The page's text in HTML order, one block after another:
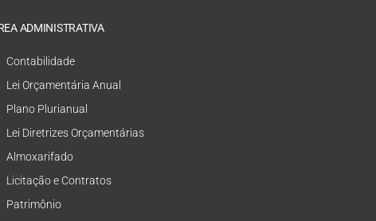
ADMINISTRATIVA
Contabilidade
Lei Orçamentária Anual
Plano Plurianual
Lei Diretrizes Orçamentárias
Almoxarifado
Licitação e Contratos
Patrimônio